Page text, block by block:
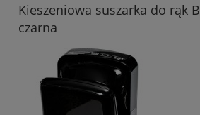
Kieszeniowa suszarka do rąk
czarna